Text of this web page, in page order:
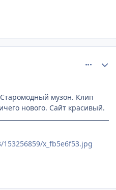
музон. Клип
нового. Сайт красивый.
x_fb5e6f53.jpg